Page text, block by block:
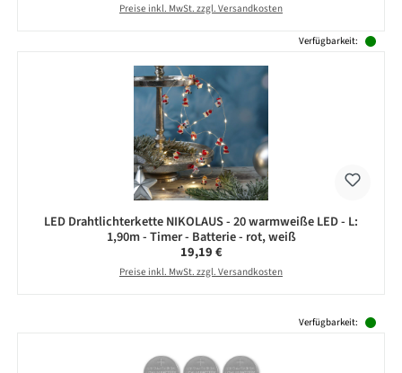
Preise inkl. MwSt. zzgl. Versandkosten
Verfügbarkeit:
LED Drahtlichterkette NIKOLAUS - 20 warmweiße LED - L:
1,90m - Timer - Batterie - rot, weiß
Regulärer Preis:
19,19 €
Preise inkl. MwSt. zzgl. Versandkosten
Verfügbarkeit: